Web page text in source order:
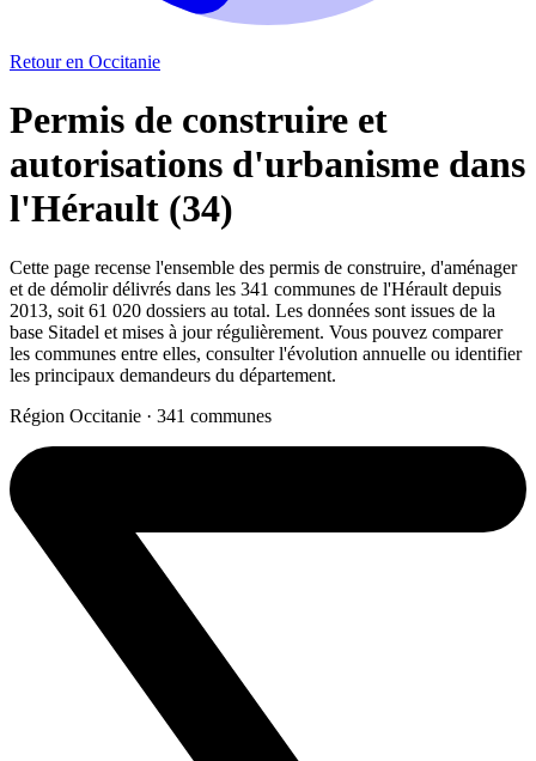
Retour en Occitanie
Permis de construire et
autorisations d'urbanisme dans
l'Hérault (34)
Cette page recense l'ensemble des permis de construire, d'aménager
et de démolir délivrés dans les 341 communes de l'Hérault depuis
2013, soit 61 020 dossiers au total. Les données sont issues de la
base Sitadel et mises à jour régulièrement. Vous pouvez comparer
les communes entre elles, consulter l'évolution annuelle ou identifier
les principaux demandeurs du département.
Région Occitanie · 341 communes